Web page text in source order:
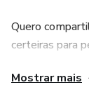
Quero
certeiras para
Mostrar mais